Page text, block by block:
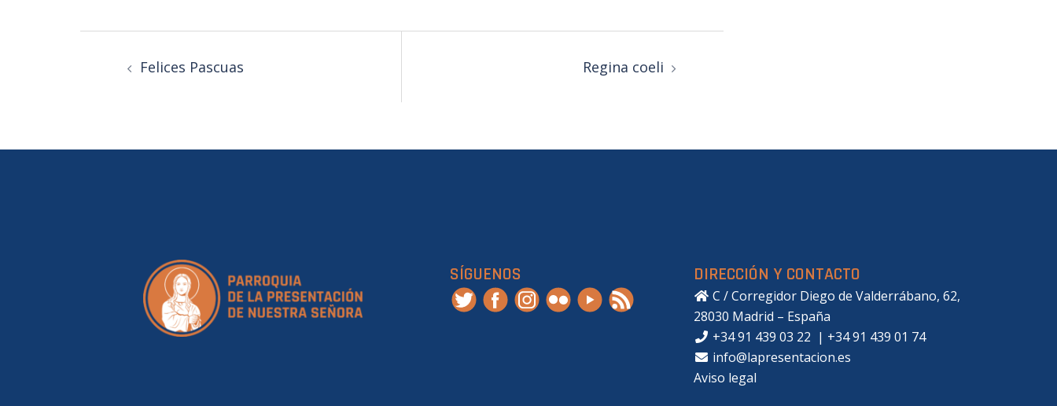
Felices Pascuas Regina coeli
SÍGUENOS DIRECCIÓN Y CONTACTO
C / Corregidor Diego de Valderrábano, 62,
28030 Madrid – España
+34 91 439 03 22 | +34 91 439 01 74
info@lapresentacion.es
Aviso legal